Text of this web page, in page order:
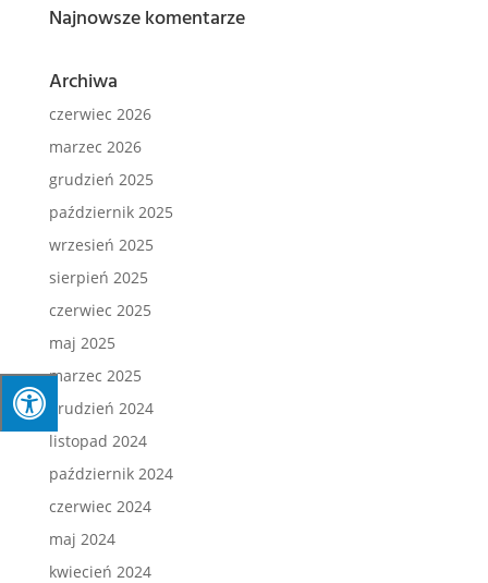
Najnowsze komentarze
Archiwa
czerwiec 2026
marzec 2026
grudzień 2025
październik 2025
wrzesień 2025
sierpień 2025
czerwiec 2025
maj 2025
marzec 2025
grudzień 2024
listopad 2024
październik 2024
czerwiec 2024
maj 2024
kwiecień 2024